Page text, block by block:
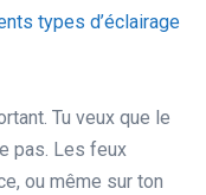
types d’éclairage
Tu veux que le
pas. Les feux
ou même sur ton